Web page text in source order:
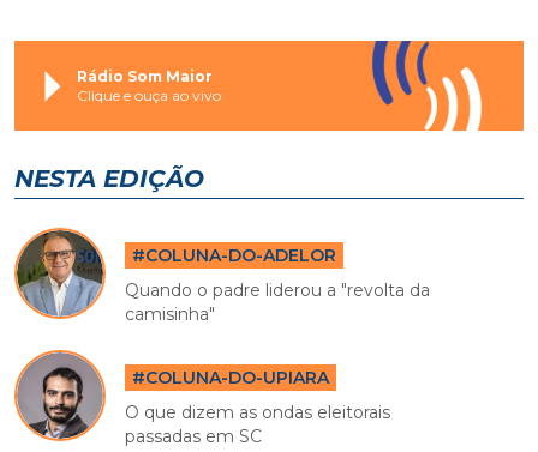
Rádio Som Maior
Clique e ouça ao vivo
NESTA EDIÇÃO
#COLUNA-DO-ADELOR
Quando o padre liderou a "revolta da
camisinha"
#COLUNA-DO-UPIARA
O que dizem as ondas eleitorais
passadas em SC